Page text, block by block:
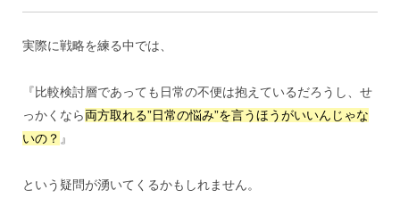
実際に戦略を練る中では、
『比較検討層であっても日常の不便は抱えているだろうし、せ
っかくなら両方取れる”日常の悩み”を言うほうがいいんじゃな
いの？ 』
という疑問が湧いてくるかもしれません。